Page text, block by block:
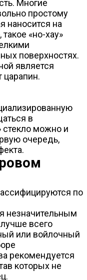
Многие
простому
наносится на
«но-хау»
поверхностях.
является
царапин.
в
стекло можно и
очередь,
по
незначительным
всего
или войлочный
рекомендуется
которых не